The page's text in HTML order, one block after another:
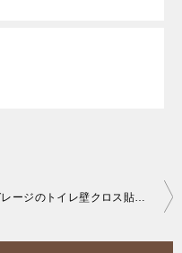
ガレージのトイレ壁クロス貼り清潔感UP。